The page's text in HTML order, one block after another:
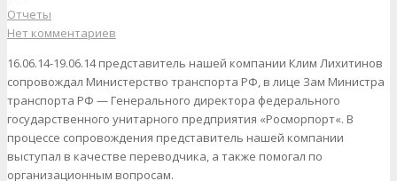
Отчеты
Нет комментариев
16.06.14-19.06.14 представитель нашей компании Клим Лихитинов
сопровождал Министерство транспорта РФ, в лице Зам Министра
транспорта РФ — Генерального директора федерального
государственного унитарного предприятия «Росморпорт«. В
процессе сопровождения представитель нашей компании
выступал в качестве переводчика, а также помогал по
организационным вопросам.